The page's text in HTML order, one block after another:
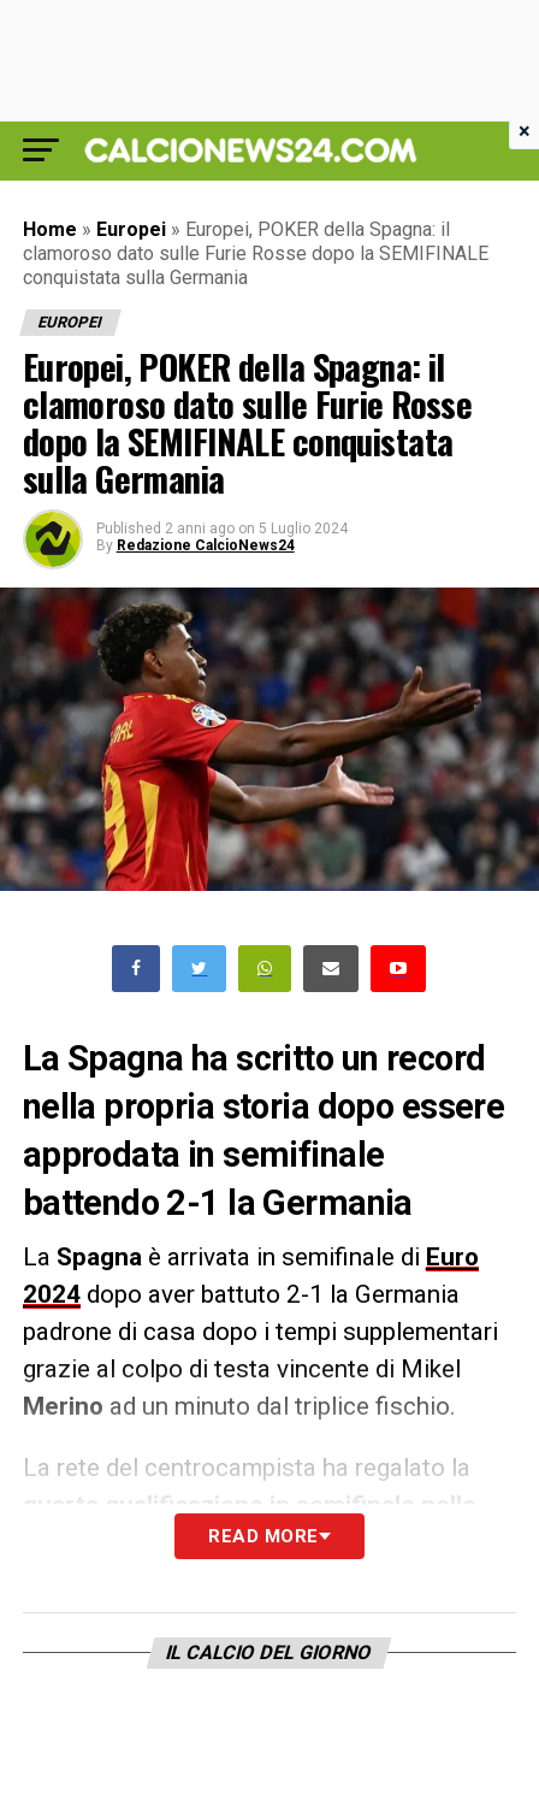
Home » Europei » Europei, POKER della Spagna: il
clamoroso dato sulle Furie Rosse dopo la SEMIFINALE
conquistata sulla Germania
EUROPEI
Europei, POKER della Spagna: il
clamoroso dato sulle Furie Rosse
dopo la SEMIFINALE conquistata
sulla Germania
Published 2 anni ago on 5 Luglio 2024
By Redazione CalcioNews24
La Spagna ha scritto un record
nella propria storia dopo essere
approdata in semifinale
battendo 2-1 la Germania
La Spagna è arrivata in semifinale di Euro
2024dopo aver battuto 2-1 la Germania
padrone di casa dopo i tempi supplementari
grazie al colpo di testa vincente di Mikel
Merino ad un minuto dal triplice fischio.
La rete del centrocampista ha regalato la
quarta qualificazione in semifinale nelle
ultime cinque edizionida parte della
arrivò la vittoria mentre nella scorsa edizione
fu l’Italia a spegnere il sogno spagnolo in
READ MORE
IL CALCIO DEL GIORNO
×